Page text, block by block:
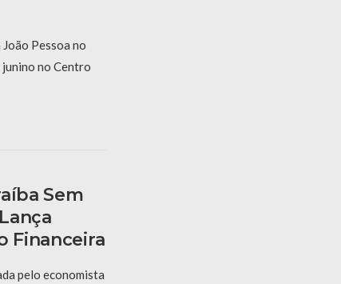
Pessoa no
no Centro
Sem
Financeira
pelo economista